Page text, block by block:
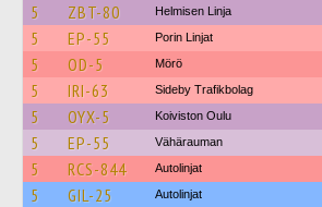
5 ZBT-80 Helmisen Linja
5 EP-55 Porin Linjat
5 OD-5 Mörö
5 IRI-63 Sideby Trafikbolag
5 OYX-5 Koiviston Oulu
5 EP-55 Vähärauman
5 RCS-844 Autolinjat
5 GIL-25 Autolinjat